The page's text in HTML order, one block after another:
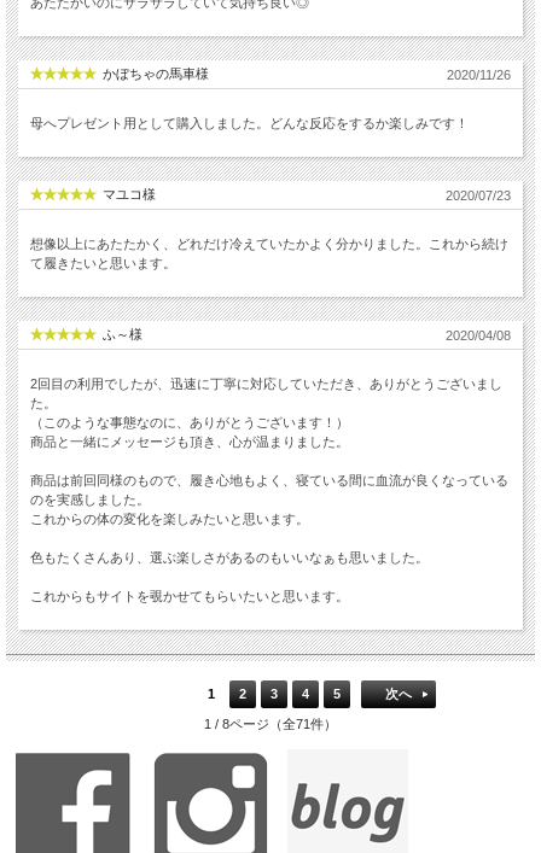
かぼちゃの馬車様 2020/11/26
母へプレゼント用として購入しました。どんな反応をするか楽しみです！
マユコ様 2020/07/23
想像以上にあたたかく、どれだけ冷えていたかよく分かりました。これから続け
て履きたいと思います。
ふ～様 2020/04/08
2回目の利用でしたが、迅速に丁寧に対応していただき、ありがとうございまし
た。
（このような事態なのに、ありがとうございます！）
商品と一緒にメッセージも頂き、心が温まりました。
商品は前回同様のもので、履き心地もよく、寝ている間に血流が良くなっている
のを実感しました。
これからの体の変化を楽しみたいと思います。
色もたくさんあり、選ぶ楽しさがあるのもいいなぁも思いました。
これからもサイトを覗かせてもらいたいと思います。
1 2 3 4 5 次へ
1 / 8ページ（全71件）